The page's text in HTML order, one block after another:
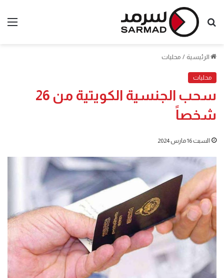
بحث
الرئيسية / محليات
محليات
سحب الجنسية الكويتية من 26
شخصاً
السبت 16 مارس 2024